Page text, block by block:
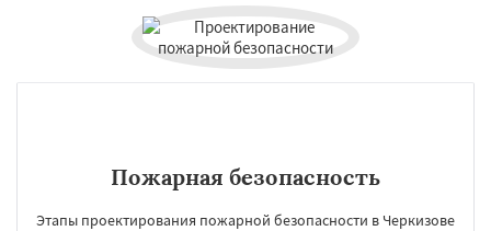
Пожарная безопасность
Этапы проектирования пожарной безопасности в Черкизове